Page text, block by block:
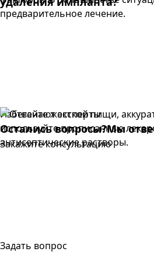
предварительное лечение.
Избегайте жесткой пищи,
используйте прописанные
антисептические растворы.
Остались вопросы?Мы
Закажите консультацию
Задать вопрос